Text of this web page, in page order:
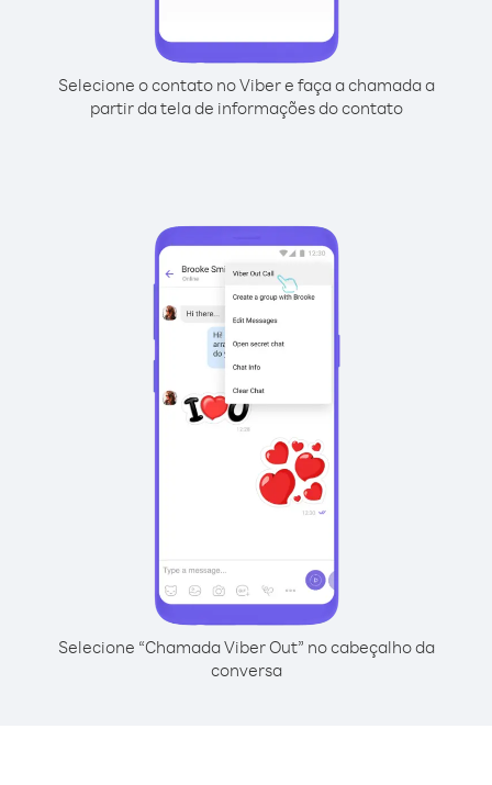
Selecione o contato no Viber e faça a chamada a
partir da tela de informações do contato
Selecione “Chamada Viber Out” no cabeçalho da
conversa